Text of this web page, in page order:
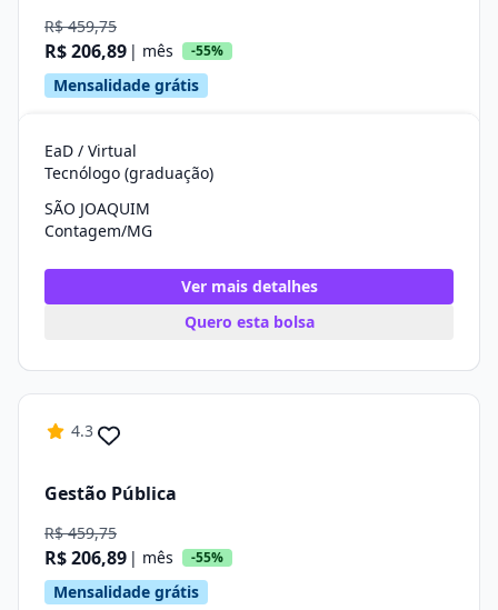
R$ 459,75
R$ 206,89 | mês -55%
Mensalidade grátis
EaD / Virtual
Tecnólogo (graduação)
SÃO JOAQUIM
Contagem/MG
Ver mais detalhes
Quero esta bolsa
4.3
Gestão Pública
R$ 459,75
R$ 206,89 | mês -55%
Mensalidade grátis